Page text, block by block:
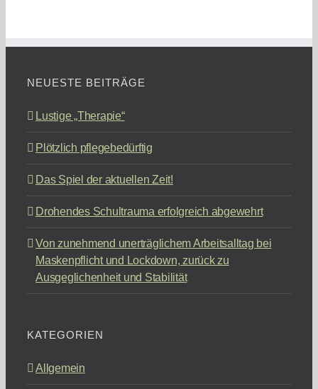
NEUESTE BEITRÄGE
Lustige „Therapie“
Plötzlich pflegebedürftig
Das Spiel der aktuellen Zeit!
Drohendes Schultrauma erfolgreich abgewehrt
Von zunehmend unerträglichem Arbeitsalltag bei
Maskenpflicht und Lockdown, zurück zu
Ausgeglichenheit und Stabilität
KATEGORIEN
Allgemein